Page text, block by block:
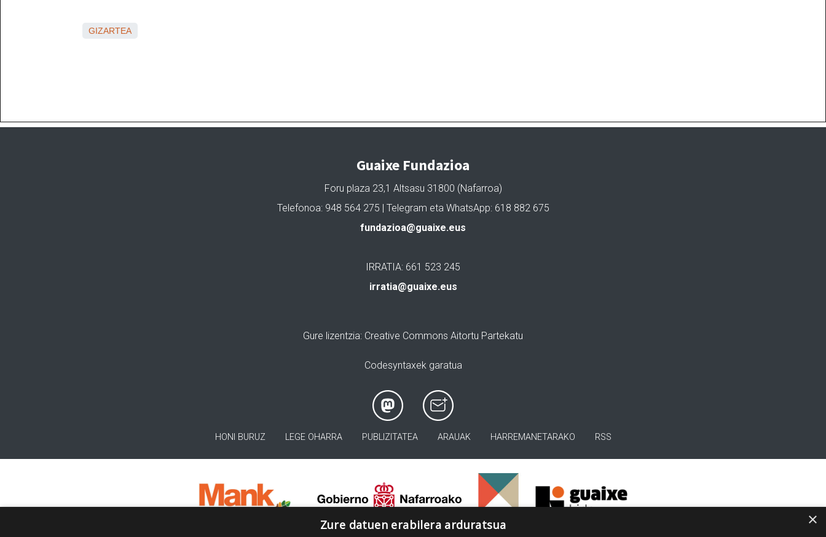
GIZARTEA
Guaixe Fundazioa
Foru plaza 23,1 Altsasu 31800 (Nafarroa)
Telefonoa: 948 564 275 | Telegram eta WhatsApp: 618 882 675
fundazioa@guaixe.eus
IRRATIA: 661 523 245
irratia@guaixe.eus
Gure lizentzia: Creative Commons Aitortu Partekatu
Codesyntaxek garatua
HONI BURUZ LEGE OHARRA PUBLIZITATEA ARAUAK HARREMANETARAKO RSS
×
Zure datuen erabilera arduratsua